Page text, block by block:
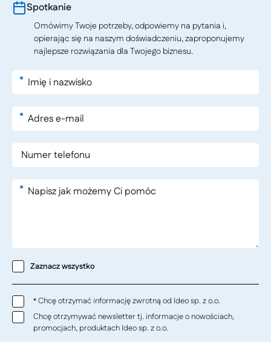
Spotkanie
Omówimy Twoje potrzeby, odpowiemy na pytania i,
opierając się na naszym doświadczeniu, zaproponujemy
najlepsze rozwiązania dla Twojego biznesu.
*
*
*
Zaznacz wszystko
*Chcę otrzymać informację zwrotną od Ideo sp. z o.o.
Chcę otrzymywać newsletter tj. informacje o nowościach,
promocjach, produktach Ideo sp. z o.o.